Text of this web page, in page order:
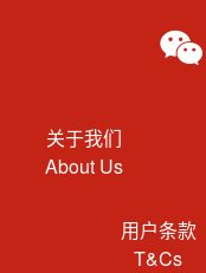
关于我们
About Us
用户条款
T&Cs